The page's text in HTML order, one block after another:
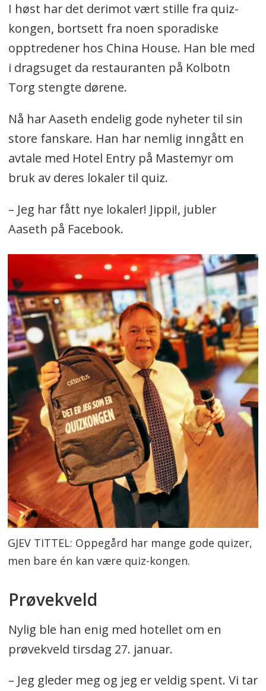
I høst har det derimot vært stille fra quiz-
kongen, bortsett fra noen sporadiske
opptredener hos China House. Han ble med
i dragsuget da restauranten på Kolbotn
Torg stengte dørene.
Nå har Aaseth endelig gode nyheter til sin
store fanskare. Han har nemlig inngått en
avtale med Hotel Entry på Mastemyr om
bruk av deres lokaler til quiz.
– Jeg har fått nye lokaler! Jippi!, jubler
Aaseth på Facebook.
GJEV TITTEL: Oppegård har mange gode quizer,
men bare én kan være quiz-kongen.
Prøvekveld
Nylig ble han enig med hotellet om en
prøvekveld tirsdag 27. januar.
– Jeg gleder meg og jeg er veldig spent. Vi tar